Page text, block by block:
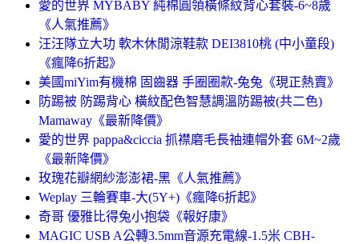
愛的世界 MYBABY 純棉圓領橫條紋背心套裝-6~8歲
《人氣推薦》
汪汪隊立大功 軟木休閒涼鞋款 DEI3810桃 (中小童段)
《瘋降6折起》
美國miYim有機棉 固齒器 手圈圈款-兔兔《現正熱賣》
防踢被 防踢背心 橫紋配色智慧調溫防踢被(共二色)
Mamaway《最新降價》
愛的世界 pappa&ciccia 抓襟磨毛長袖連帽外套 6M~2歲
《最新降價》
玫瑰花瓣網紗澎澎裙-黑《人氣推薦》
Weplay 三輪賽車-大(5Y+)《瘋降6折起》
奇哥 優雅比得兔小抱袋《報好康》
MAGIC USB A公轉3.5mm音源充電線-1.5米 CBH-